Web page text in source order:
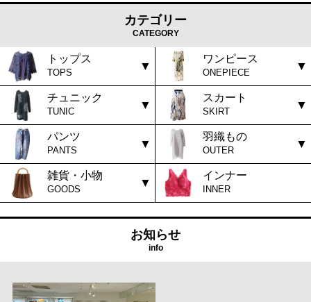
カテゴリー
CATEGORY
トップス
TOPS
ワンピース
ONEPIECE
チュニック
TUNIC
スカート
SKIRT
パンツ
PANTS
羽織もの
OUTER
雑貨・小物
GOODS
インナー
INNER
お知らせ
info